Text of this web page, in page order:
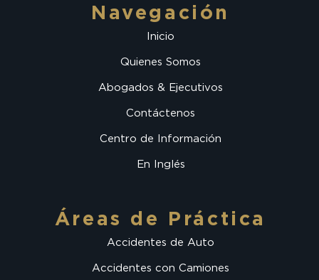
Navegación
Inicio
Quienes Somos
Abogados & Ejecutivos
Contáctenos
Centro de Información
En Inglés
Áreas de Práctica
Accidentes de Auto
Accidentes con Camiones